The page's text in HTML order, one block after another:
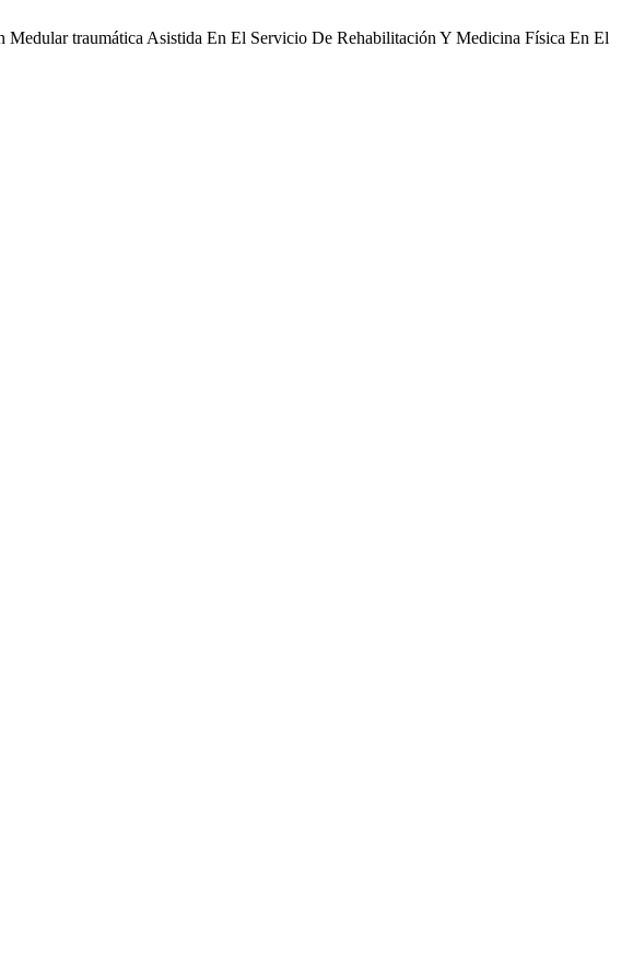
traumática Asistida En El Servicio De Rehabilitación Y Medicina Física En El